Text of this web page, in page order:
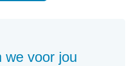
we voor jou